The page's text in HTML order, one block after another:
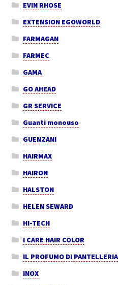
EVIN RHOSE
EXTENSION EGOWORLD
FARMAGAN
FARMEC
GAMA
GO AHEAD
GR SERVICE
Guanti monouso
GUENZANI
HAIRMAX
HAIRON
HALSTON
HELEN SEWARD
HI-TECH
I CARE HAIR COLOR
IL PROFUMO DI PANTELLERIA
INOX